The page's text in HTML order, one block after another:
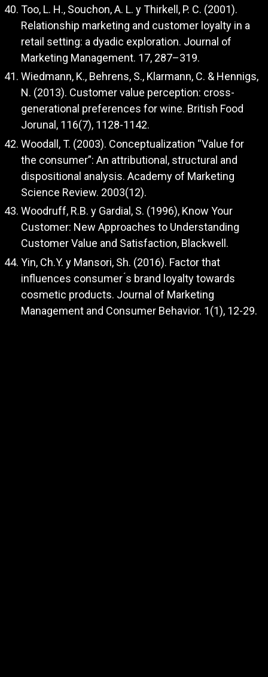
Too, L. H., Souchon, A. L. y Thirkell, P. C. (2001).
Relationship marketing and customer loyalty in a
retail setting: a dyadic exploration. Journal of
Marketing Management. 17, 287–319.
Wiedmann, K., Behrens, S., Klarmann, C. & Hennigs,
N. (2013). Customer value perception: cross-
generational preferences for wine. British Food
Jorunal, 116(7), 1128-1142.
Woodall, T. (2003). Conceptualization “Value for
the consumer”: An attributional, structural and
dispositional analysis. Academy of Marketing
Science Review. 2003(12).
Woodruff, R.B. y Gardial, S. (1996), Know Your
Customer: New Approaches to Understanding
Customer Value and Satisfaction, Blackwell.
Yin, Ch.Y. y Mansori, Sh. (2016). Factor that
influences consumer ́s brand loyalty towards
cosmetic products. Journal of Marketing
Management and Consumer Behavior. 1(1), 12-29.